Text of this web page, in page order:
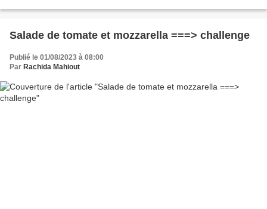
Salade de tomate et mozzarella ===> challenge
Publié le 01/08/2023 à 08:00
Par Rachida Mahiout